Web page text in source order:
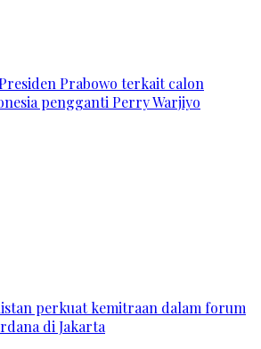
Prabowo terkait calon
pengganti Perry Warjiyo
perkuat kemitraan dalam forum
di Jakarta